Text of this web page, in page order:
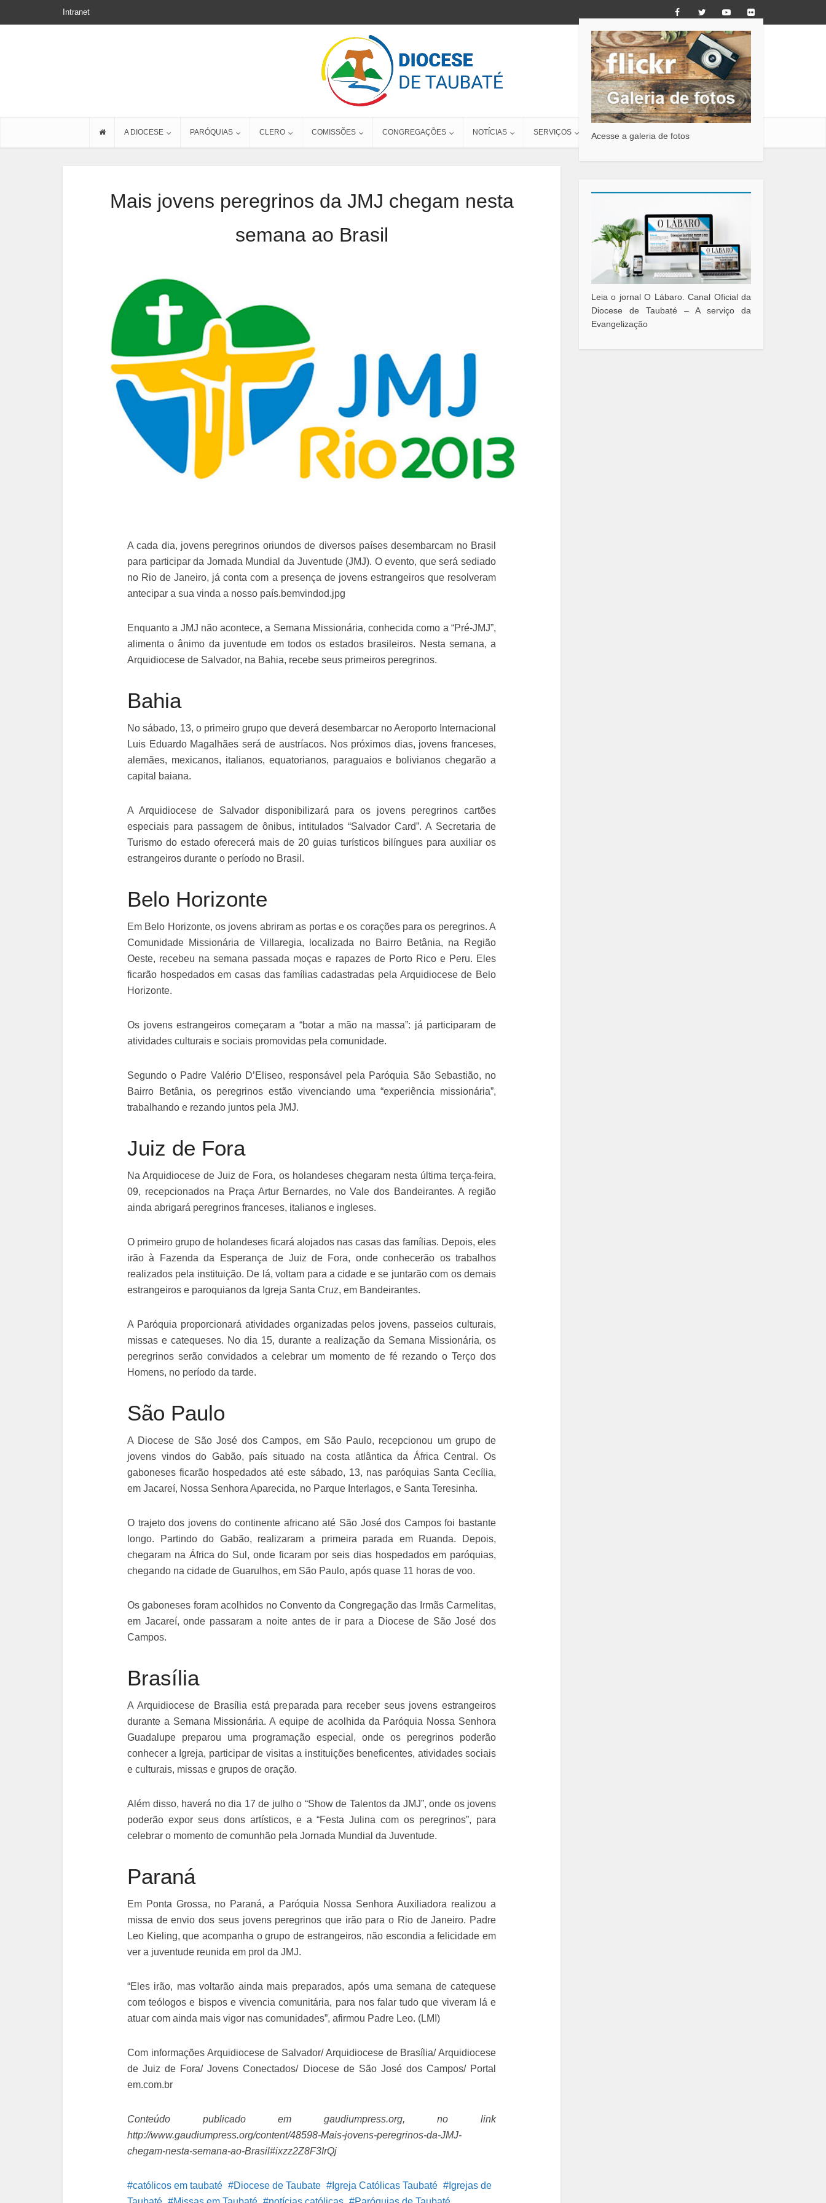
Intranet
A DIOCESE PARÓQUIAS CLERO COMISSÕES CONGREGAÇÕES NOTÍCIAS SERVIÇOS CONTATO
Mais jovens peregrinos da JMJ chegam nesta
semana ao Brasil
A cada dia, jovens peregrinos oriundos de diversos países desembarcam no Brasil
para participar da Jornada Mundial da Juventude (JMJ). O evento, que será sediado
no Rio de Janeiro, já conta com a presença de jovens estrangeiros que resolveram
antecipar a sua vinda a nosso país.bemvindod.jpg
Enquanto a JMJ não acontece, a Semana Missionária, conhecida como a “Pré-JMJ”,
alimenta o ânimo da juventude em todos os estados brasileiros. Nesta semana, a
Arquidiocese de Salvador, na Bahia, recebe seus primeiros peregrinos.
Bahia
No sábado, 13, o primeiro grupo que deverá desembarcar no Aeroporto Internacional
Luis Eduardo Magalhães será de austríacos. Nos próximos dias, jovens franceses,
alemães, mexicanos, italianos, equatorianos, paraguaios e bolivianos chegarão a
capital baiana.
A Arquidiocese de Salvador disponibilizará para os jovens peregrinos cartões
especiais para passagem de ônibus, intitulados “Salvador Card”. A Secretaria de
Turismo do estado oferecerá mais de 20 guias turísticos bilíngues para auxiliar os
estrangeiros durante o período no Brasil.
Belo Horizonte
Em Belo Horizonte, os jovens abriram as portas e os corações para os peregrinos. A
Comunidade Missionária de Villaregia, localizada no Bairro Betânia, na Região
Oeste, recebeu na semana passada moças e rapazes de Porto Rico e Peru. Eles
ficarão hospedados em casas das famílias cadastradas pela Arquidiocese de Belo
Horizonte.
Os jovens estrangeiros começaram a “botar a mão na massa”: já participaram de
atividades culturais e sociais promovidas pela comunidade.
Segundo o Padre Valério D’Eliseo, responsável pela Paróquia São Sebastião, no
Bairro Betânia, os peregrinos estão vivenciando uma “experiência missionária”,
trabalhando e rezando juntos pela JMJ.
Juiz de Fora
Na Arquidiocese de Juiz de Fora, os holandeses chegaram nesta última terça-feira,
09, recepcionados na Praça Artur Bernardes, no Vale dos Bandeirantes. A região
ainda abrigará peregrinos franceses, italianos e ingleses.
O primeiro grupo de holandeses ficará alojados nas casas das famílias. Depois, eles
irão à Fazenda da Esperança de Juiz de Fora, onde conhecerão os trabalhos
realizados pela instituição. De lá, voltam para a cidade e se juntarão com os demais
estrangeiros e paroquianos da Igreja Santa Cruz, em Bandeirantes.
A Paróquia proporcionará atividades organizadas pelos jovens, passeios culturais,
missas e catequeses. No dia 15, durante a realização da Semana Missionária, os
peregrinos serão convidados a celebrar um momento de fé rezando o Terço dos
Homens, no período da tarde.
São Paulo
A Diocese de São José dos Campos, em São Paulo, recepcionou um grupo de
jovens vindos do Gabão, país situado na costa atlântica da África Central. Os
gaboneses ficarão hospedados até este sábado, 13, nas paróquias Santa Cecília,
em Jacareí, Nossa Senhora Aparecida, no Parque Interlagos, e Santa Teresinha.
O trajeto dos jovens do continente africano até São José dos Campos foi bastante
longo. Partindo do Gabão, realizaram a primeira parada em Ruanda. Depois,
chegaram na África do Sul, onde ficaram por seis dias hospedados em paróquias,
chegando na cidade de Guarulhos, em São Paulo, após quase 11 horas de voo.
Os gaboneses foram acolhidos no Convento da Congregação das Irmãs Carmelitas,
em Jacareí, onde passaram a noite antes de ir para a Diocese de São José dos
Campos.
Brasília
A Arquidiocese de Brasília está preparada para receber seus jovens estrangeiros
durante a Semana Missionária. A equipe de acolhida da Paróquia Nossa Senhora
Guadalupe preparou uma programação especial, onde os peregrinos poderão
conhecer a Igreja, participar de visitas a instituições beneficentes, atividades sociais
e culturais, missas e grupos de oração.
Além disso, haverá no dia 17 de julho o “Show de Talentos da JMJ”, onde os jovens
poderão expor seus dons artísticos, e a “Festa Julina com os peregrinos”, para
celebrar o momento de comunhão pela Jornada Mundial da Juventude.
Paraná
Em Ponta Grossa, no Paraná, a Paróquia Nossa Senhora Auxiliadora realizou a
missa de envio dos seus jovens peregrinos que irão para o Rio de Janeiro. Padre
Leo Kieling, que acompanha o grupo de estrangeiros, não escondia a felicidade em
ver a juventude reunida em prol da JMJ.
“Eles irão, mas voltarão ainda mais preparados, após uma semana de catequese
com teólogos e bispos e vivencia comunitária, para nos falar tudo que viveram lá e
atuar com ainda mais vigor nas comunidades”, afirmou Padre Leo. (LMI)
Com informações Arquidiocese de Salvador/ Arquidiocese de Brasília/ Arquidiocese
de Juiz de Fora/ Jovens Conectados/ Diocese de São José dos Campos/ Portal
em.com.br
Conteúdo publicado em gaudiumpress.org, no link
http://www.gaudiumpress.org/content/48598-Mais-jovens-peregrinos-da-JMJ-
chegam-nesta-semana-ao-Brasil#ixzz2Z8F3IrQj
católicos em taubaté Diocese de Taubate Igreja Católicas Taubaté
Igrejas de
Acesse a galeria de fotos
Leia o jornal O Lábaro. Canal Oficial da
Diocese de Taubaté – A serviço da
Evangelização